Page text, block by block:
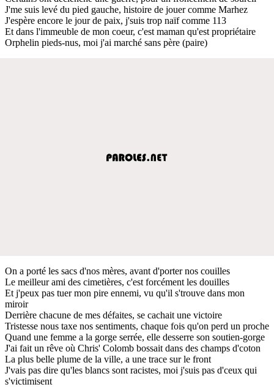
J'me suis levé du pied gauche, histoire de jouer comme Marhez
J'espère encore le jour de paix, j'suis trop naïf comme 113
Et dans l'immeuble de mon coeur, c'est maman qu'est propriétaire
Orphelin pieds-nus, moi j'ai marché sans père (paire)
On a porté les sacs d'nos mères, avant d'porter nos couilles
Le meilleur ami des cimetières, c'est forcément les douilles
Et j'peux pas tuer mon pire ennemi, vu qu'il s'trouve dans mon
miroir
Derrière chacune de mes défaites, se cachait une victoire
Tristesse nous taxe nos sentiments, chaque fois qu'on perd un proche
Quand une femme a la gorge serrée, elle desserre son soutien-gorge
J'ai fait un rêve où Chris' Colomb bossait dans des champs d'coton
La plus belle plume de la ville, a une trace sur le front
J'vais pas dire qu'les blancs sont racistes, moi j'suis pas d'ceux qui
s'victimisent